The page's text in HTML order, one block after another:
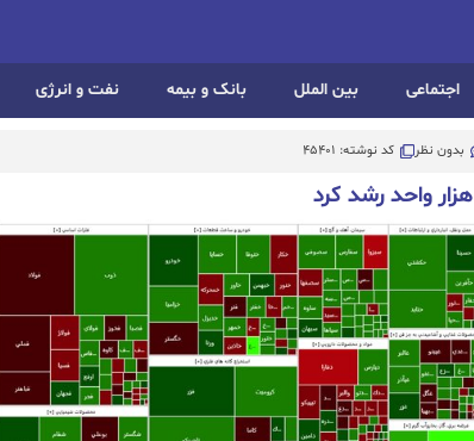
اجتماعی بین الملل بانک و بیمه نفت و انرژی
بدون نظر کد نوشته: 45401